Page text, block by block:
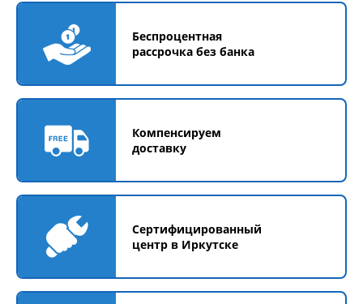
Беспроцентная
рассрочка без банка
Компенсируем
доставку
Сертифицированный
центр в Иркутске